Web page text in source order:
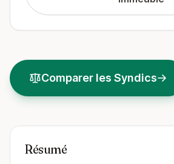
Comparer les Syndics
Résumé